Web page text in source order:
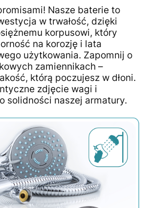
Nasze baterie to
w trwałość, dzięki
korpusowi, który
na korozję i lata
użytkowania. Zapomnij o
zamiennikach –
którą poczujesz w dłoni.
zdjęcie wagi i
solidności naszej armatury.